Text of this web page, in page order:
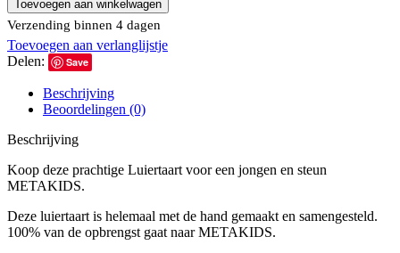
blauw
aantal
Toevoegen aan winkelwagen
Verzending binnen 4 dagen
Toevoegen aan verlanglijstje
Delen:
Save
Beschrijving
Beoordelingen (0)
Beschrijving
Koop deze prachtige Luiertaart voor een jongen en steun
METAKIDS.
Deze luiertaart is helemaal met de hand gemaakt en samengesteld.
100% van de opbrengst gaat naar METAKIDS.